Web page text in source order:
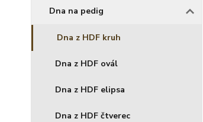
Dna na pedig
Dna z HDF kruh
Dna z HDF ovál
Dna z HDF elipsa
Dna z HDF čtverec